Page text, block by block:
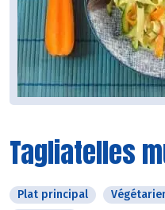
Tagliatelles
Plat principal